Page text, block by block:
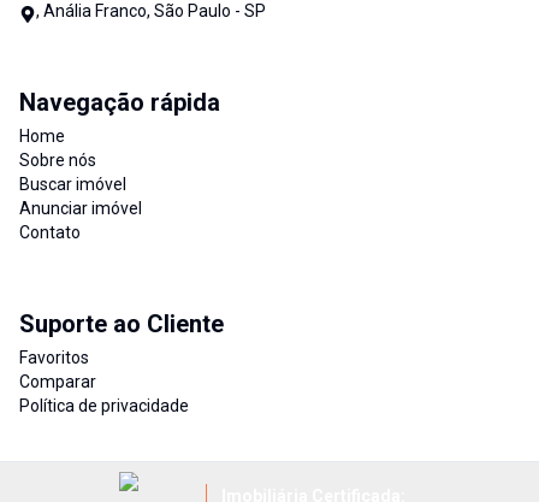
, Anália Franco, São Paulo - SP
Navegação rápida
Home
Sobre nós
Buscar imóvel
Anunciar imóvel
Contato
Suporte ao Cliente
Favoritos
Comparar
Política de privacidade